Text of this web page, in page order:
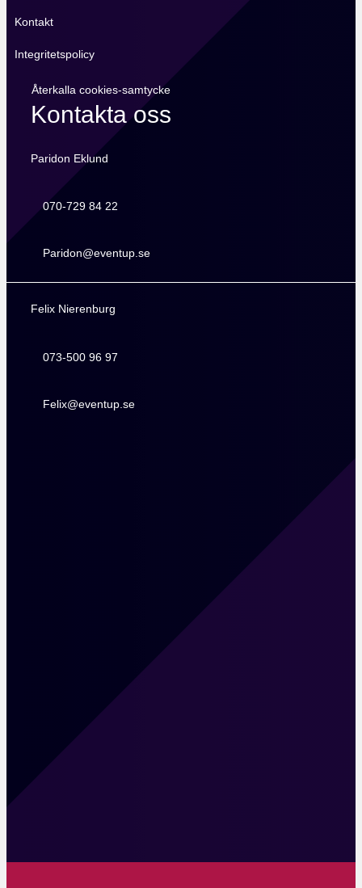
Kontakt
Integritetspolicy
Återkalla cookies-samtycke
Kontakta oss
Paridon Eklund
070-729 84 22
070-729 84 22
Paridon@eventup.se
Paridon@eventup.se
Felix Nierenburg
073-500 96 97
073-500 96 97
Felix@eventup.se
Felix@eventup.se